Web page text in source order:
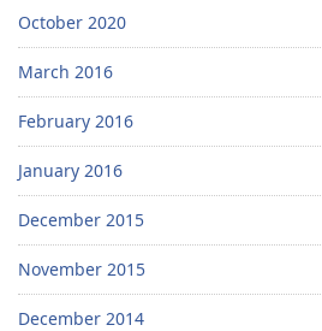
October 2020
March 2016
February 2016
January 2016
December 2015
November 2015
December 2014